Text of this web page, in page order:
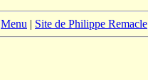
Menu | Site de Philippe Remacle